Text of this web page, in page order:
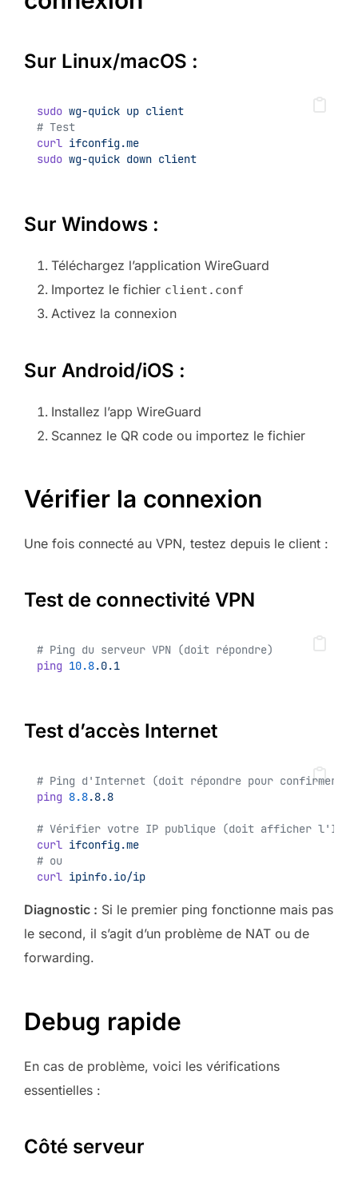
Sur Linux/macOS :
sudo wg-quick up client
# Test
curl ifconfig.me
sudo wg-quick down client
Sur Windows :
Téléchargez l’application WireGuard
Importez le fichier client.conf
Activez la connexion
Sur Android/iOS :
Installez l’app WireGuard
Scannez le QR code ou importez le fichier
Vérifier la connexion
Une fois connecté au VPN, testez depuis le client :
Test de connectivité VPN
# Ping du serveur VPN (doit répondre)
ping 10.8.0.1
Test d’accès Internet
# Ping d'Internet (doit répondre pour confirmer
ping 8.8.8.8
# Vérifier votre IP publique (doit afficher l'IP
curl ifconfig.me
# ou
curl ipinfo.io/ip
Diagnostic : Si le premier ping fonctionne mais pas
le second, il s’agit d’un problème de NAT ou de
forwarding.
Debug rapide
En cas de problème, voici les vérifications
essentielles :
Côté serveur